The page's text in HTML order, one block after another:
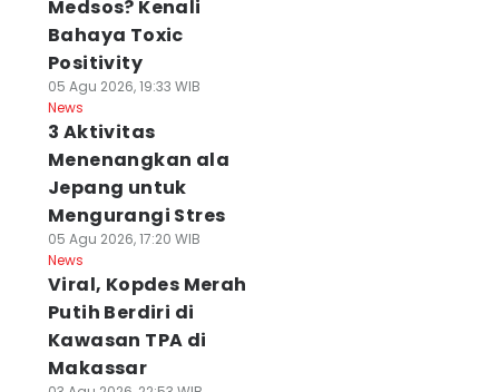
Sulsel
Perbaikan
Ruas Jalan,
Sudah
Agu 2026, 13:14 WIB
Belum Ada
Kepastian, Warga
Kembali Demo
Medsos? Kenali
Bahaya Toxic
Positivity
05 Agu 2026, 19:33 WIB
News
3 Aktivitas
Menenangkan ala
Jepang untuk
Mengurangi Stres
05 Agu 2026, 17:20 WIB
News
Viral, Kopdes Merah
Putih Berdiri di
Kawasan TPA di
Makassar